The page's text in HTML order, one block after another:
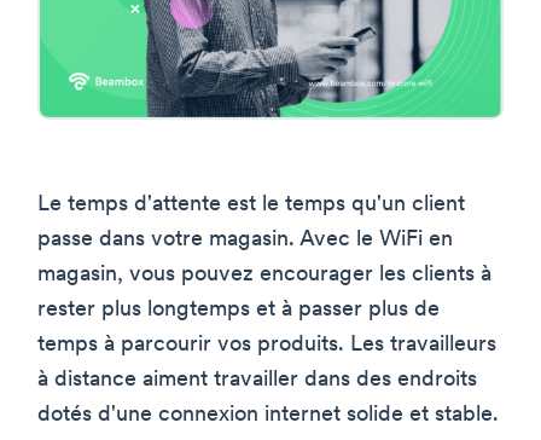
Le temps d'attente est le temps qu'un client
passe dans votre magasin. Avec le WiFi en
magasin, vous pouvez encourager les clients à
rester plus longtemps et à passer plus de
temps à parcourir vos produits. Les travailleurs
à distance aiment travailler dans des endroits
dotés d'une connexion internet solide et stable.